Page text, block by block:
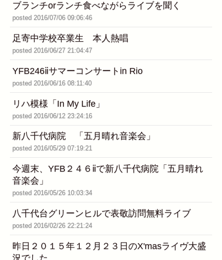
ブランチorランチ食べながらライブを聞く
posted 2016/07/06 09:06:46
足寄中学校卒業生 本人熱唱
posted 2016/06/27 21:04:47
YFB246ⅱサマーコンサートin Rio
posted 2016/06/16 08:11:40
リハ模様「In My Life」
posted 2016/06/12 23:24:16
新八千代病院 「五月晴れ音楽会」
posted 2016/05/29 07:19:21
今週末、YFB２４６ⅱで新八千代病院「五月晴れ
音楽会」
posted 2016/05/26 10:03:34
八千代台グリーンヒルで表敬訪問無料ライブ
posted 2016/02/26 22:21:24
昨日２０１５年１２月２３日のX'masライヴ大盛
況でした